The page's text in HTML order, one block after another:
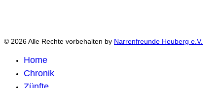
© 2026 Alle Rechte vorbehalten by Narrenfreunde Heuberg e.V.
Home
Chronik